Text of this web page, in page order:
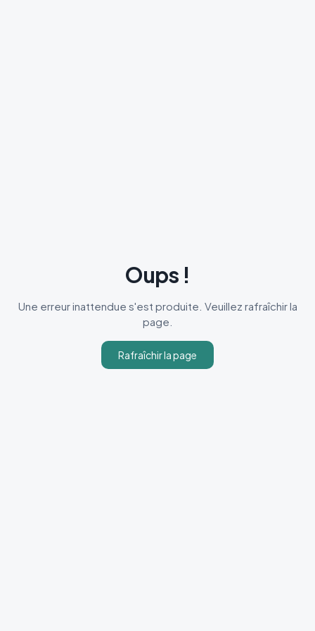
Oups !
Une erreur inattendue s'est produite. Veuillez rafraîchir la
page.
Rafraîchir la page